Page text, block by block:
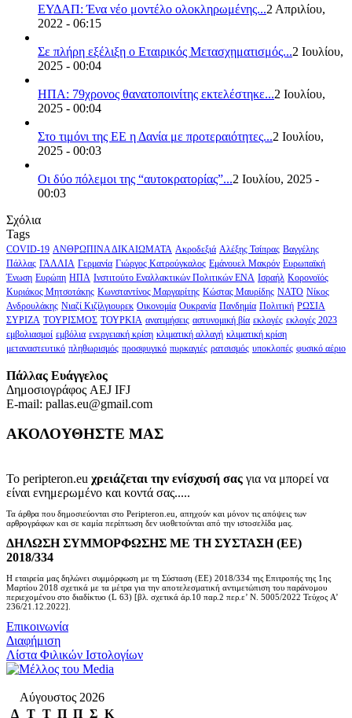
ΕΥΔΑΠ: Ένα νέο μοντέλο ολοκληρωμένης...2 Απριλίου,
2022 - 06:15
Σε πλήρη εξέλιξη ο Εταιρικός Μετασχηματισμός...2 Ιουλίου,
2025 - 00:04
ΗΠΑ: 79χρονος θανατοποινίτης εκτελέστηκε...2 Ιουλίου,
2025 - 00:04
Στο τιμόνι της ΕΕ η Δανία με προτεραιότητες...2 Ιουλίου,
2025 - 00:03
Οι δύο πόλεμοι της “αυτοκρατορίας”...2 Ιουλίου, 2025 -
00:03
Σχόλια
Tags
COVID-19 ΑΝΘΡΩΠΙΝΑ ΔΙΚΑΙΩΜΑΤΑ Ακροδεξιά Αλέξης Τσίπρας Βαγγέλης
Πάλλας ΓΑΛΛΙΑ Γερμανία Γιώργος Κατρούγκαλος Εμάνουελ Μακρόν Ευρωπαϊκή
Ένωση Ευρώπη ΗΠΑ Ινστιτούτο Εναλλακτικών Πολιτικών ΕΝΑ Ισραήλ Κορονοϊός
Κυριάκος Μητσοτάκης Κωνσταντίνος Μαργαρίτης Κώστας Μαυρίδης ΝΑΤΟ Νίκος
Ανδρουλάκης Νιαζί Κιζίλγιουρεκ Οικονομία Ουκρανία Πανδημία Πολιτική ΡΩΣΙΑ
ΣΥΡΙΖΑ ΤΟΥΡΙΣΜΟΣ ΤΟΥΡΚΙΑ ανατιμήσεις αστυνομική βία εκλογές εκλογές 2023
εμβολιασμοί εμβόλια ενεργειακή κρίση κλιματική αλλαγή κλιματική κρίση
μεταναστευτικό πληθωρισμός προσφυγικό πυρκαγιές ρατσισμός υποκλοπές φυσικό αέριο
Πάλλας Ευάγγελος
Δημοσιογράφος AEJ ΙFJ
E-mail: pallas.eu@gmail.com
ΑΚΟΛΟΥΘΗΣΤΕ ΜΑΣ
Το peripteron.eu χρειάζεται την ενίσχυσή σας για να μπορεί να
είναι ενημερωμένο και κοντά σας.....
Τα άρθρα που δημοσιεύονται στο Peripteron.eu, απηχούν και μόνον τις απόψεις των
αρθρογράφων και σε καμία περίπτωση δεν υιοθετούνται από την ιστοσελίδα μας.
ΔΗΛΩΣΗ ΣΥΜΜΟΡΦΩΣΗΣ ΜΕ ΤΗ ΣΥΣΤΑΣΗ (ΕΕ)
2018/334
Η εταιρεία μας δηλώνει συμμόρφωση με τη Σύσταση (ΕΕ) 2018/334 της Επιτροπής της 1ης
Μαρτίου 2018 σχετικά με τα μέτρα για την αποτελεσματική αντιμετώπιση του παράνομου
περιεχομένου στο διαδίκτυο (L 63) [βλ. σχετικά άρ.10 παρ.2 περ.ε’ Ν. 5005/2022 Τεύχος A’
236/21.12.2022].
Επικοινωνία
Διαφήμιση
Λίστα Φιλικών Ιστολογίων
Αύγουστος 2026
Δ Τ Τ Π Π Σ Κ